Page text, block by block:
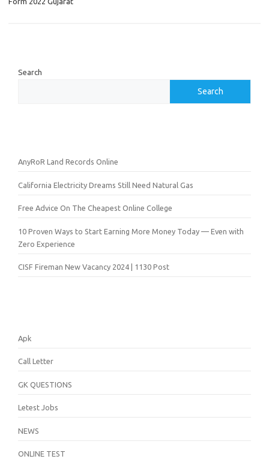
Search
Search
AnyRoR Land Records Online
California Electricity Dreams Still Need Natural Gas
Free Advice On The Cheapest Online College
10 Proven Ways to Start Earning More Money Today — Even with
Zero Experience
CISF Fireman New Vacancy 2024 | 1130 Post
Apk
Call Letter
GK QUESTIONS
Letest Jobs
NEWS
ONLINE TEST